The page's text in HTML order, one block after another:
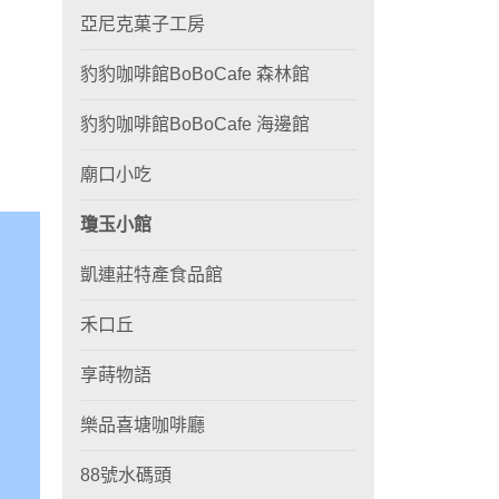
亞尼克菓子工房
豹豹咖啡館BoBoCafe 森林館
豹豹咖啡館BoBoCafe 海邊館
廟口小吃
瓊玉小館
凱連莊特產食品館
禾口丘
享蒔物語
樂品喜塘咖啡廳
88號水碼頭